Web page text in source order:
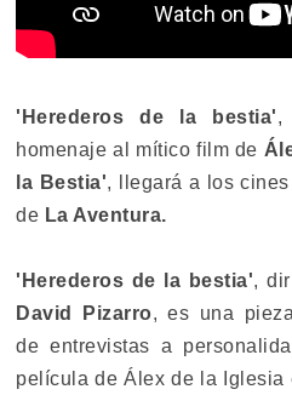
'Herederos de la bestia',
homenaje al mítico film de
la Bestia', llegará a los
de La Aventura.
'Herederos de la bestia',
David Pizarro, es una
de entrevistas a
película de Álex de la Iglesia